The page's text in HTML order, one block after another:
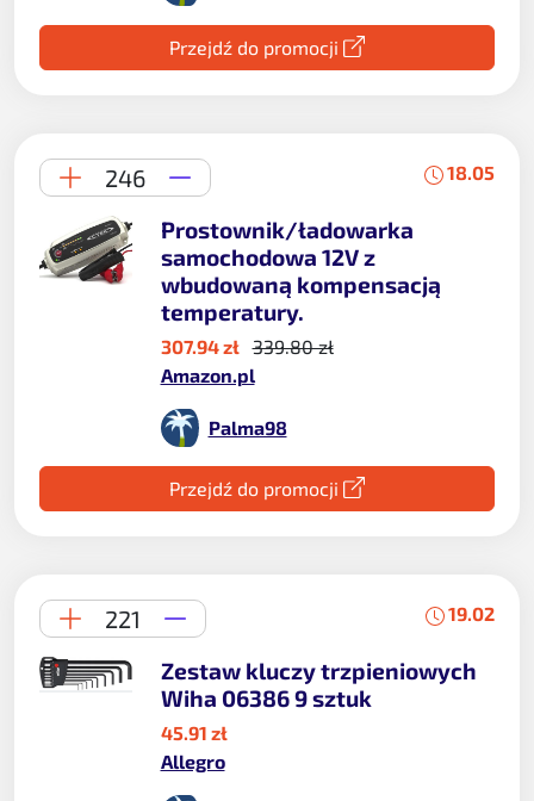
Przejdź do promocji
246 18.05
Prostownik/ładowarka
samochodowa 12V z
wbudowaną kompensacją
temperatury.
307.94 zł 339.80 zł
Amazon.pl
Palma98
Przejdź do promocji
221 19.02
Zestaw kluczy trzpieniowych
Wiha 06386 9 sztuk
45.91 zł
Allegro